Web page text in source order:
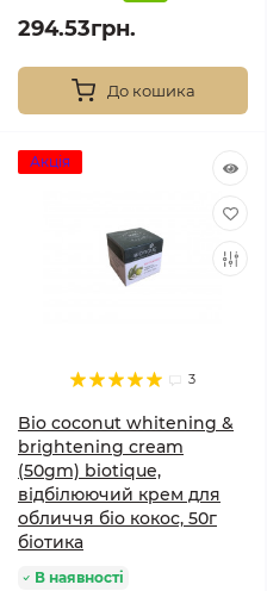
294.53грн.
До кошика
Акція
3
Bio coconut whitening &
brightening cream
(50gm) biotique,
відбілюючий крем для
обличчя біо кокос, 50г
біотика
В наявності